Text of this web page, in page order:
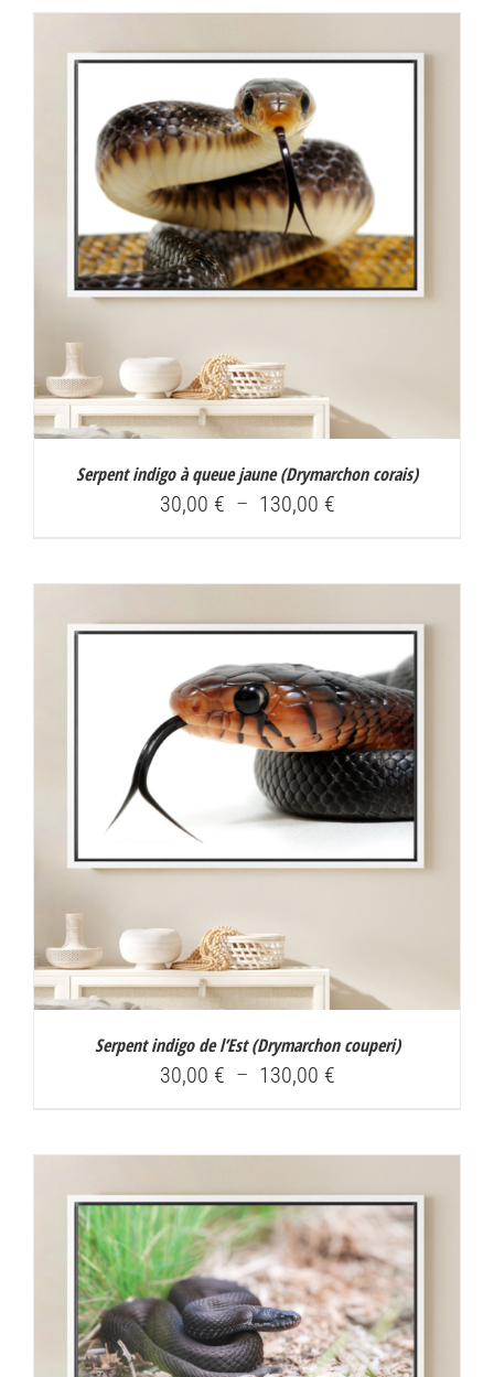
à
Serpent indigo à queue jaune (Drymarchon corais)
30,00 € – 130,00 €Plage
à
130,00 €
Serpent indigo de l’Est (Drymarchon couperi)
30,00 € – 130,00 €Plage
à
130,00 €